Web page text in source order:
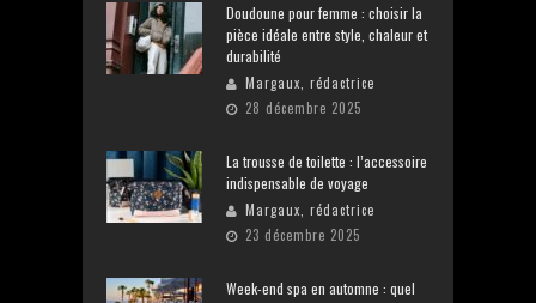
Doudoune pour femme : choisir la
pièce idéale entre style, chaleur et
durabilité
Margaux, rédactrice
28 décembre 2025
La trousse de toilette : l’accessoire
indispensable de voyage
Margaux, rédactrice
23 décembre 2025
Week-end spa en automne : quel